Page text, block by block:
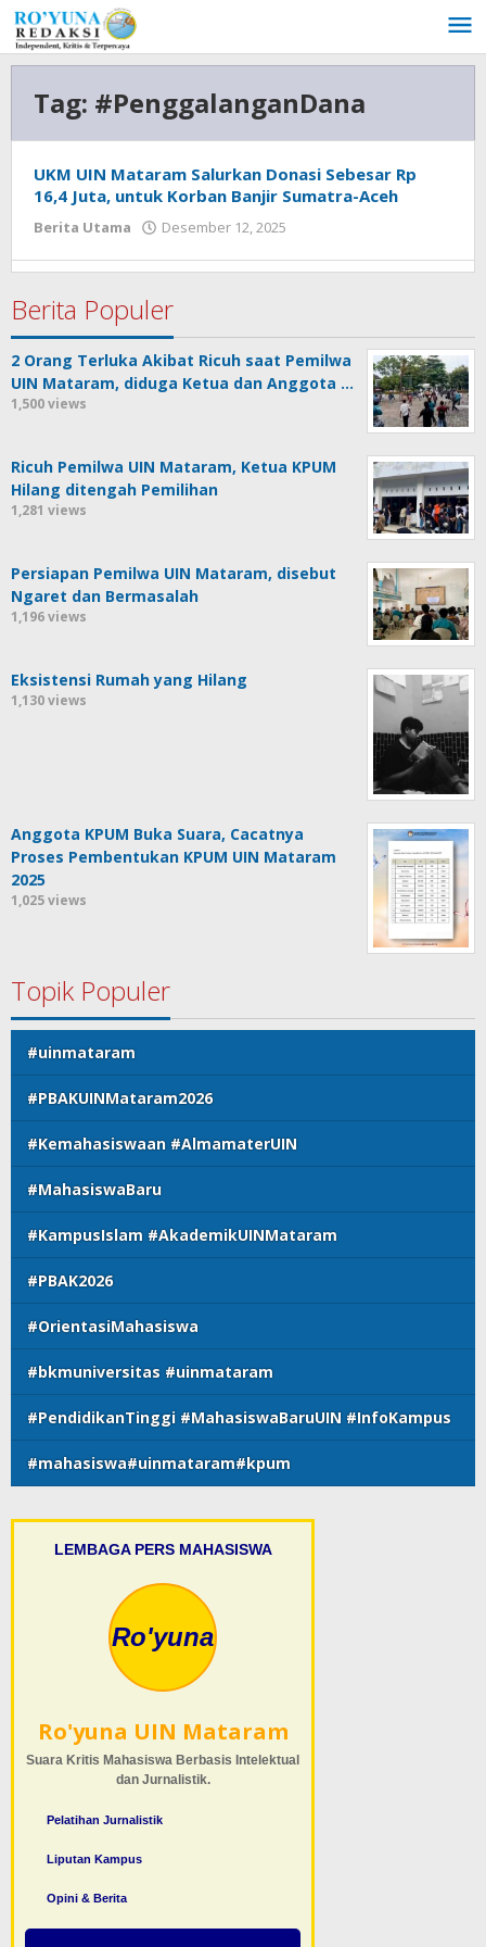
Lewati
ke
konten
Tag: #PenggalanganDana
UKM UIN Mataram Salurkan Donasi Sebesar Rp
16,4 Juta, untuk Korban Banjir Sumatra-Aceh
Berita Utama Desember 12, 2025
Berita Populer
2 Orang Terluka Akibat Ricuh saat Pemilwa
UIN Mataram, diduga Ketua dan Anggota …
1,500 views
Ricuh Pemilwa UIN Mataram, Ketua KPUM
Hilang ditengah Pemilihan
1,281 views
Persiapan Pemilwa UIN Mataram, disebut
Ngaret dan Bermasalah
1,196 views
Eksistensi Rumah yang Hilang
1,130 views
Anggota KPUM Buka Suara, Cacatnya
Proses Pembentukan KPUM UIN Mataram
2025
1,025 views
Topik Populer
#uinmataram
#PBAKUINMataram2026
#Kemahasiswaan #AlmamaterUIN
#MahasiswaBaru
#KampusIslam #AkademikUINMataram
#PBAK2026
#OrientasiMahasiswa
#bkmuniversitas #uinmataram
#PendidikanTinggi #MahasiswaBaruUIN #InfoKampus
#mahasiswa#uinmataram#kpum
LEMBAGA PERS MAHASISWA
Ro'yuna
Ro'yuna UIN Mataram
Suara Kritis Mahasiswa Berbasis Intelektual
dan Jurnalistik.
Pelatihan Jurnalistik
Liputan Kampus
Opini & Berita